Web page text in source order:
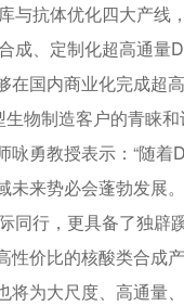
与抗体优化四大产线
、定制化超高通量
在国内商业化完成超
物制造客户的青睐和
勇教授表示：“随
来势必会蓬勃发展
同行，更具备了独辟
价比的核酸类合成
为大尺度、高通量